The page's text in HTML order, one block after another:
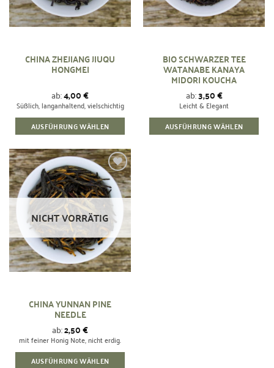
CHINA ZHEJIANG JIUQU
HONGMEI
ab:4,00€
Süßlich, langanhaltend, vielschichtig
AUSFÜHRUNG WÄHLEN
Dieses
Produkt
weist
mehrere
Varianten
auf.
Die
Optionen
können
auf
der
werden
BIO SCHWARZER TEE
WATANABE KANAYA
MIDORI KOUCHA
ab:3,50€
Leicht & Elegant
AUSFÜHRUNG WÄHLEN
Dieses
Zur
Wunschliste
hinzufügen
NICHT VORRÄTIG
CHINA YUNNAN PINE
NEEDLE
ab:2,50€
mit feiner Honig Note, nicht erdig.
AUSFÜHRUNG WÄHLEN